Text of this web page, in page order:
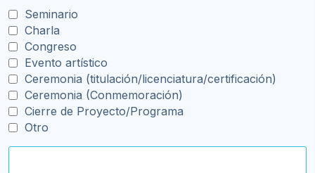
Seminario
Charla
Congreso
Evento artístico
Ceremonia (titulación/licenciatura/certificación)
Ceremonia (Conmemoración)
Cierre de Proyecto/Programa
Otro